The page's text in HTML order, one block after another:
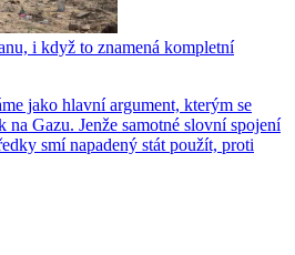
i když to znamená kompletní
jako hlavní argument, kterým se
na Gazu. Jenže samotné slovní spojení
smí napadený stát použít, proti